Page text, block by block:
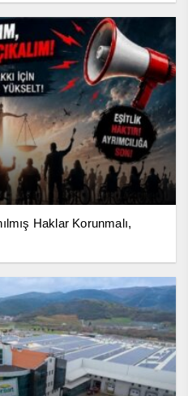
Haklar Korunmalı,